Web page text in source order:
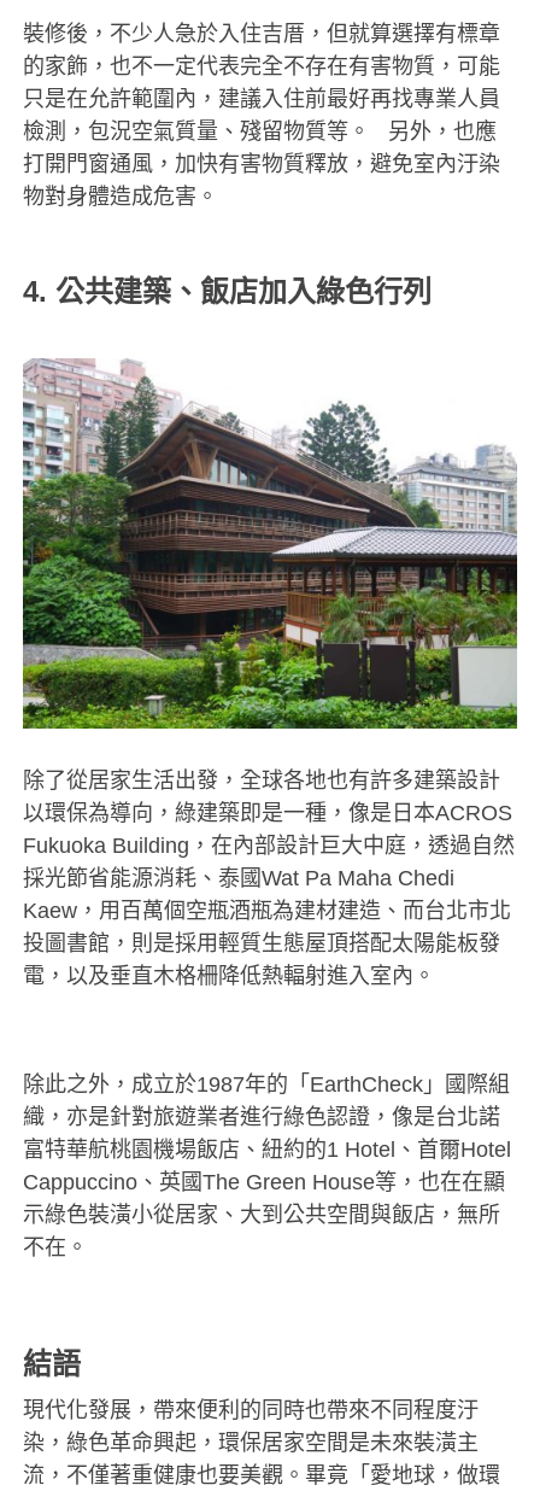
裝修後，不少人急於入住吉厝，但就算選擇有標章
的家飾，也不一定代表完全不存在有害物質，可能
只是在允許範圍內，建議入住前最好再找專業人員
檢測，包況空氣質量、殘留物質等。
另外，也應
打開門窗通風，加快有害物質釋放，避免室內汙染
物對身體造成危害。
4. 公共建築、飯店加入綠色行列
除了從居家生活出發，全球各地也有許多建築設計
以環保為導向，綠建築即是一種，像是日本ACROS
Fukuoka Building，在內部設計巨大中庭，透過自然
採光節省能源消耗、泰國Wat Pa Maha Chedi
Kaew，用百萬個空瓶酒瓶為建材建造、而台北市北
投圖書館，則是採用輕質生態屋頂搭配太陽能板發
電，以及垂直木格柵降低熱輻射進入室內。
除此之外，成立於1987年的「EarthCheck」國際組
織，亦是針對旅遊業者進行綠色認證，像是台北諾
富特華航桃園機場飯店、紐約的1 Hotel、首爾Hotel
Cappuccino、英國The Green House等，也在在顯
示綠色裝潢小從居家、大到公共空間與飯店，無所
不在。
結語
現代化發展，帶來便利的同時也帶來不同程度汙
染，綠色革命興起，環保居家空間是未來裝潢主
流，不僅著重健康也要美觀。畢竟「愛地球，做環